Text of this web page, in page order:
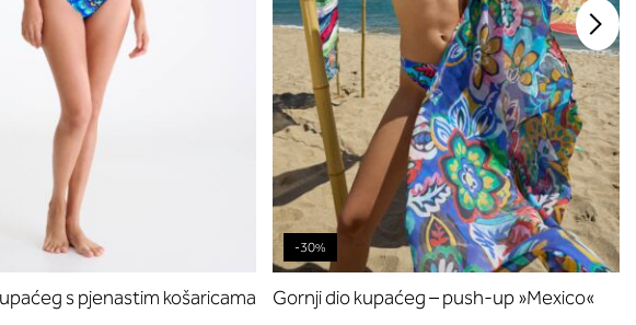
s pjenastim košaricama
-30%
Gornji dio kupaćeg – push-up »Mexico«